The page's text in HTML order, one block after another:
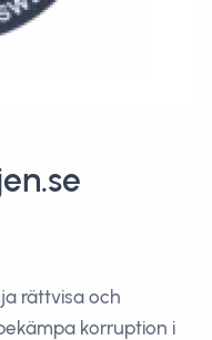
rättvisa och
korruption i